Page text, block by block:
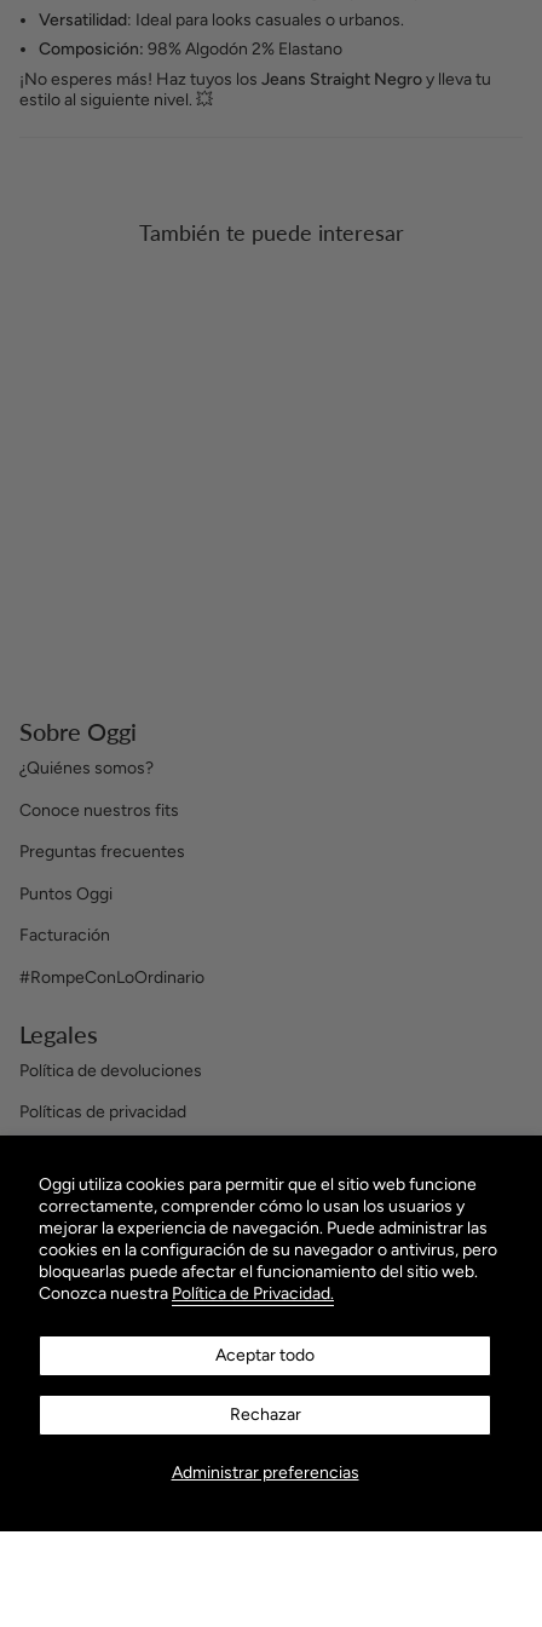
Oggi utiliza cookies para permitir que el sitio web funcione
correctamente, comprender cómo lo usan los usuarios y
mejorar la experiencia de navegación. Puede administrar las
cookies en la configuración de su navegador o antivirus, pero
bloquearlas puede afectar el funcionamiento del sitio web.
Conozca nuestra Política de Privacidad.
Administrar preferencias
Aceptar todo
Rechazar
AGREGAR AL CARRITO
Versatilidad: Ideal para looks casuales o urbanos.
Composición: 98% Algodón 2% Elastano
¡No esperes más! Haz tuyos los Jeans Straight Negroy lleva tu
estilo al siguiente nivel. 💥
También te puede interesar
Sobre Oggi
¿Quiénes somos?
Conoce nuestros fits
Preguntas frecuentes
Puntos Oggi
Facturación
#RompeConLoOrdinario
Legales
Política de devoluciones
Políticas de privacidad
OBTÉN $100 EN TU PRIMERA COMPRA
¡Suscribiéndote a nuestro Newsletter!
Visítanos